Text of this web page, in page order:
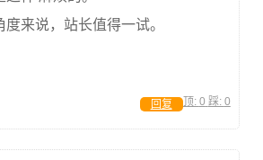
来说，站长值得一试。
顶: 0 踩: 0
回复